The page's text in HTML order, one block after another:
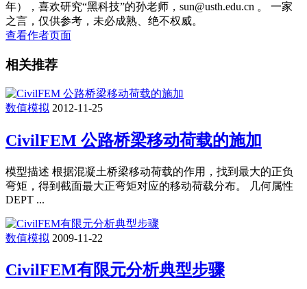
年），喜欢研究“黑科技”的孙老师，sun@usth.edu.cn 。 一家
之言，仅供参考，未必成熟、绝不权威。
查看作者页面
相关推荐
数值模拟 2012-11-25
CivilFEM 公路桥梁移动荷载的施加
模型描述 根据混凝土桥梁移动荷载的作用，找到最大的正负
弯矩，得到截面最大正弯矩对应的移动荷载分布。 几何属性
DEPT ...
数值模拟 2009-11-22
CivilFEM有限元分析典型步骤